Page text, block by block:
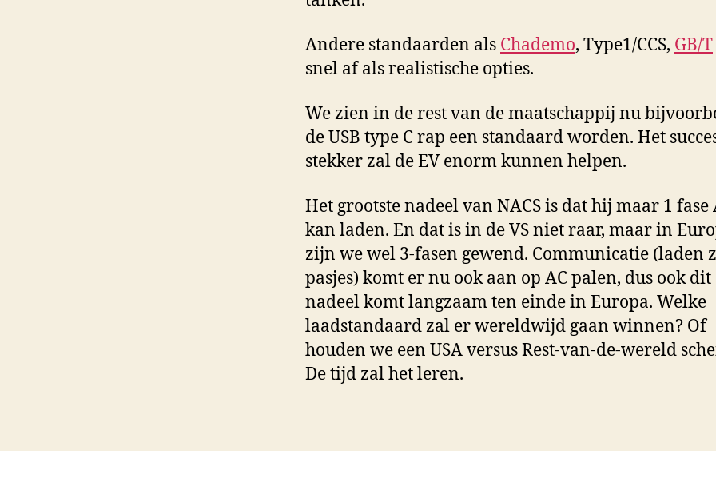
Andere standaarden als Chademo, Type1/CCS, GB/T
snel af als realistische opties.
We zien in de rest van de maatschappij nu
de USB type C rap een standaard worden. Het
stekker zal de EV enorm kunnen helpen.
Het grootste nadeel van NACS is dat hij maar 1 fase
kan laden. En dat is in de VS niet raar, maar in
zijn we wel 3-fasen gewend. Communicatie (laden
pasjes) komt er nu ook aan op AC palen, dus ook dit
nadeel komt langzaam ten einde in Europa. Welke
laadstandaard zal er wereldwijd gaan winnen? Of
houden we een USA versus Rest-van-de-wereld
De tijd zal het leren.